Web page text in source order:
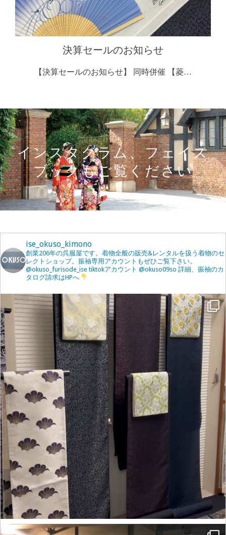
決算セールのお知らせ
【決算セールのお知らせ】 同時併催 【菱…
インスタグラム、フェイス
ブックもご覧ください
ise_okuso_kimono
創業206年の呉服屋です。着物全般の販売&レンタルを扱う着物のセ
レクトショップ。振袖専用アカウントもぜひご覧下さい。
@okuso_furisode_isetiktokアカウント @okuso09so 詳細、振袖のカ
タログ請求はHPへ